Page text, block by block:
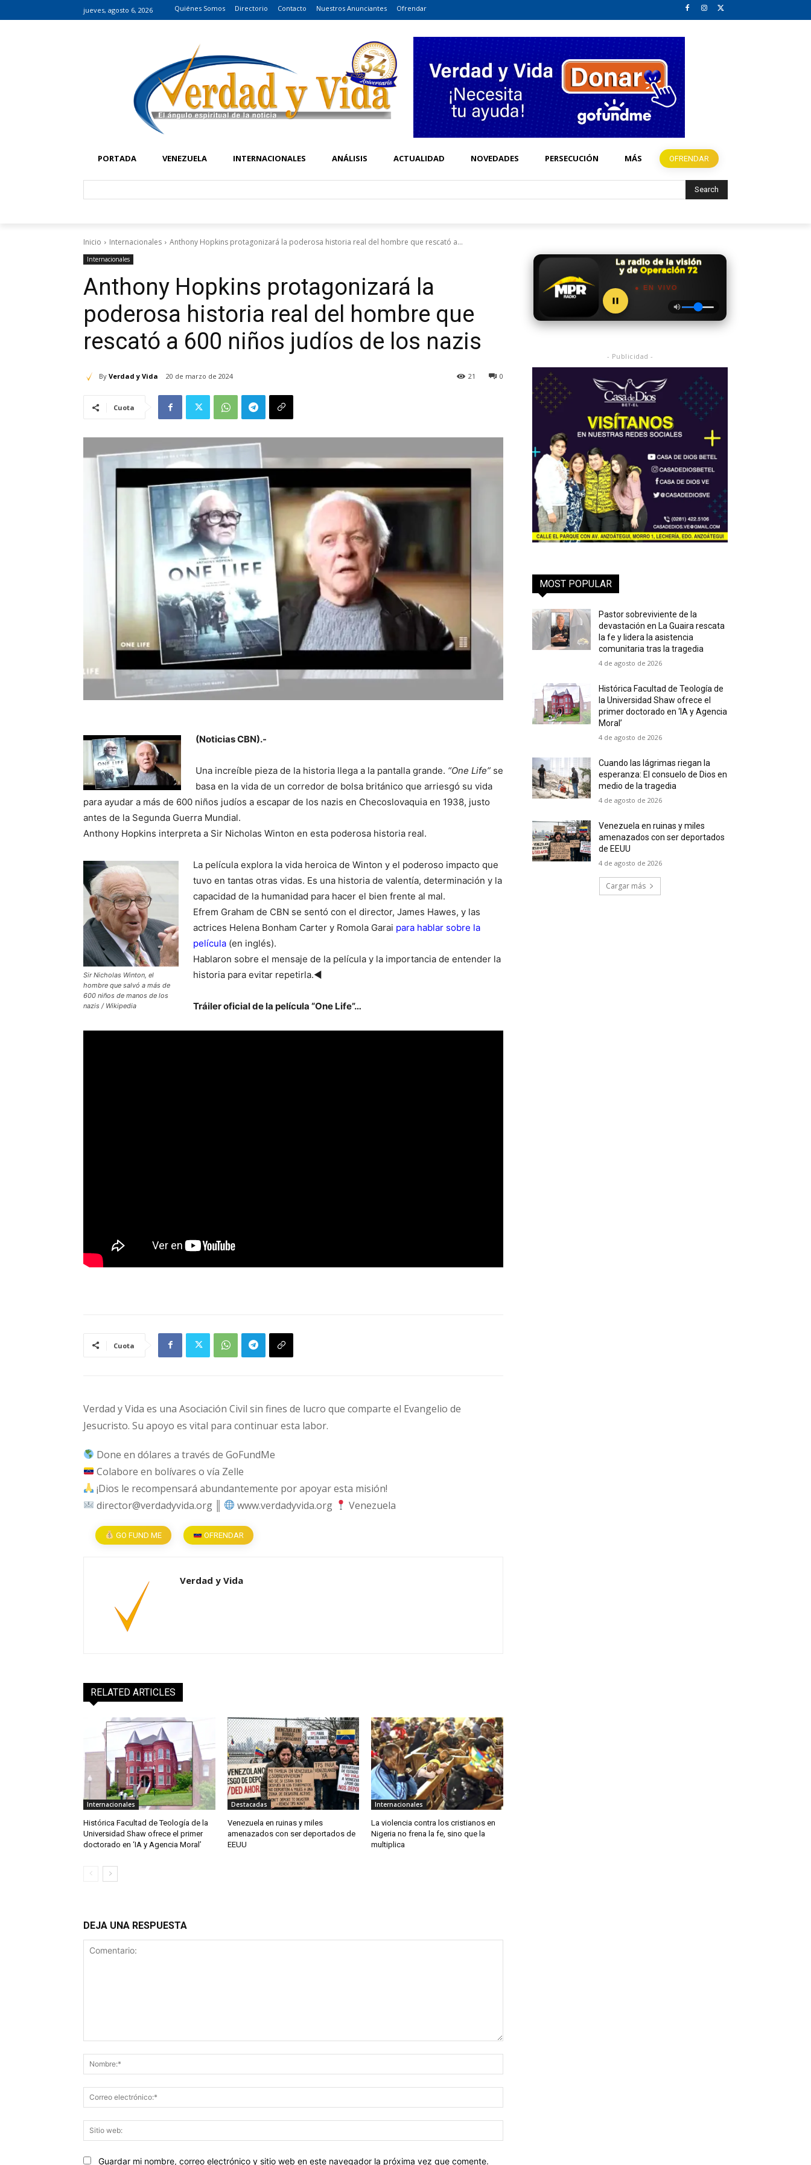
jueves, agosto 6, 2026 Quiénes Somos Directorio Contacto Nuestros Anunciantes Ofrendar
PORTADA VENEZUELA INTERNACIONALES ANÁLISIS ACTUALIDAD NOVEDADES PERSECUCIÓN MÁS OFRENDAR
Search
Inicio Internacionales Anthony Hopkins protagonizará la poderosa historia real del hombre que rescató a...
Internacionales
Anthony Hopkins protagonizará la
poderosa historia real del hombre que
rescató a 600 niños judíos de los nazis
By Verdad y Vida 20 de marzo de 2024 0
21
Cuota
(Noticias CBN).-
Una increíble pieza de la historia llega a la pantalla grande. “One Life” se
basa en la vida de un corredor de bolsa británico que arriesgó su vida
para ayudar a más de 600 niños judíos a escapar de los nazis en Checoslovaquia en 1938, justo
antes de la Segunda Guerra Mundial.
Anthony Hopkins interpreta a Sir Nicholas Winton en esta poderosa historia real.
Sir Nicholas Winton, el
hombre que salvó a más de
600 niños de manos de los
nazis / Wikipedia
La película explora la vida heroica de Winton y el poderoso impacto que
tuvo en tantas otras vidas. Es una historia de valentía, determinación y la
capacidad de la humanidad para hacer el bien frente al mal.
Efrem Graham de CBN se sentó con el director, James Hawes, y las
actrices Helena Bonham Carter y Romola Garai para hablar sobre la
película (en inglés).
Hablaron sobre el mensaje de la película y la importancia de entender la
historia para evitar repetirla.◄
Tráiler oficial de la película “One Life”…
Cuota
Verdad y Vida es una Asociación Civil sin fines de lucro que comparte el Evangelio de
Jesucristo. Su apoyo es vital para continuar esta labor.
Done en dólares a través de GoFundMe
Colabore en bolívares o vía Zelle
¡Dios le recompensará abundantemente por apoyar esta misión!
director@verdadyvida.org ║
www.verdadyvida.org Venezuela
GO FUND ME OFRENDAR
Verdad y Vida
RELATED ARTICLES
Internacionales
Histórica Facultad de Teología de la
Universidad Shaw ofrece el primer
doctorado en ‘IA y Agencia Moral’
Destacadas
Venezuela en ruinas y miles
amenazados con ser deportados de
EEUU
Internacionales
La violencia contra los cristianos en
Nigeria no frena la fe, sino que la
multiplica
DEJA UNA RESPUESTA
electrónico:*
web:
Guardar mi nombre, correo electrónico y sitio web en este navegador la próxima vez que comente.
● EN VIVO
- Publicidad -
MOST POPULAR
Pastor sobreviviente de la
devastación en La Guaira rescata
la fe y lidera la asistencia
comunitaria tras la tragedia
4 de agosto de 2026
Histórica Facultad de Teología de
la Universidad Shaw ofrece el
primer doctorado en ‘IA y Agencia
Moral’
4 de agosto de 2026
Cuando las lágrimas riegan la
esperanza: El consuelo de Dios en
medio de la tragedia
4 de agosto de 2026
Venezuela en ruinas y miles
amenazados con ser deportados
de EEUU
4 de agosto de 2026
Cargar más